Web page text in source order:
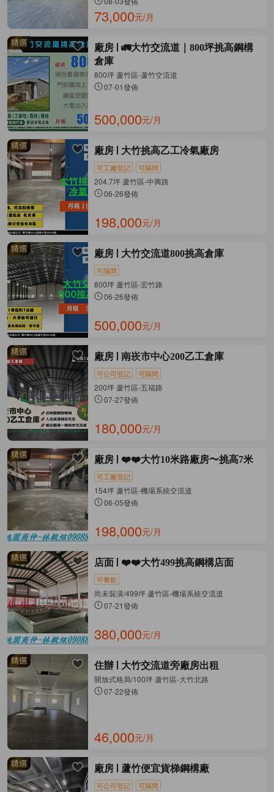
73,000元/月
廠房
🚛大竹交流道｜800坪挑高鋼構
倉庫
800坪 蘆竹區-蘆竹交流道
07-01發佈
500,000元/月
廠房 大竹挑高乙工冷氣廠房
可工廠登記 可隔間
204.7坪 蘆竹區-中興路
06-26發佈
198,000元/月
廠房 大竹交流道800挑高倉庫
可隔間
800坪 蘆竹區-宏竹路
06-26發佈
500,000元/月
廠房 南崁市中心200乙工倉庫
可公司登記 可隔間
200坪 蘆竹區-五福路
07-27發佈
180,000元/月
廠房 ❤️❤️大竹10米路廠房〜挑高7米
可工廠登記
154坪 蘆竹區-機場系統交流道
06-05發佈
198,000元/月
店面 ❤️❤️大竹499挑高鋼構店面
可餐飲
尚未裝潢/499坪 蘆竹區-機場系統交流道
07-21發佈
380,000元/月
住辦
大竹交流道旁廠房出租
開放式格局/100坪 蘆竹區-大竹北路
07-22發佈
46,000元/月
廠房 蘆竹便宜貨梯鋼構廠
可公司登記 可隔間